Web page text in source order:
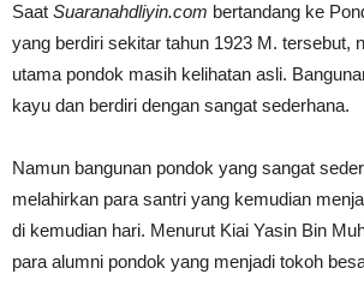
Saat Suaranahdliyin.com bertandang ke
yang berdiri sekitar tahun 1923 M. tersebut,
utama pondok masih kelihatan asli.
kayu dan berdiri dengan sangat sederhana.
Namun bangunan pondok yang sangat
melahirkan para santri yang kemudian
di kemudian hari. Menurut Kiai Yasin Bin
para alumni pondok yang menjadi tokoh